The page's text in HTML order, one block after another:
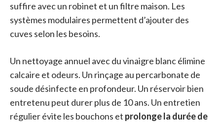
suffire avec un robinet et un filtre maison. Les
systèmes modulaires permettent d’ajouter des
cuves selon les besoins.
Un nettoyage annuel avec du vinaigre blanc élimine
calcaire et odeurs. Un rinçage au percarbonate de
soude désinfecte en profondeur. Un réservoir bien
entretenu peut durer plus de 10 ans. Un entretien
régulier évite les bouchons et prolonge la durée de